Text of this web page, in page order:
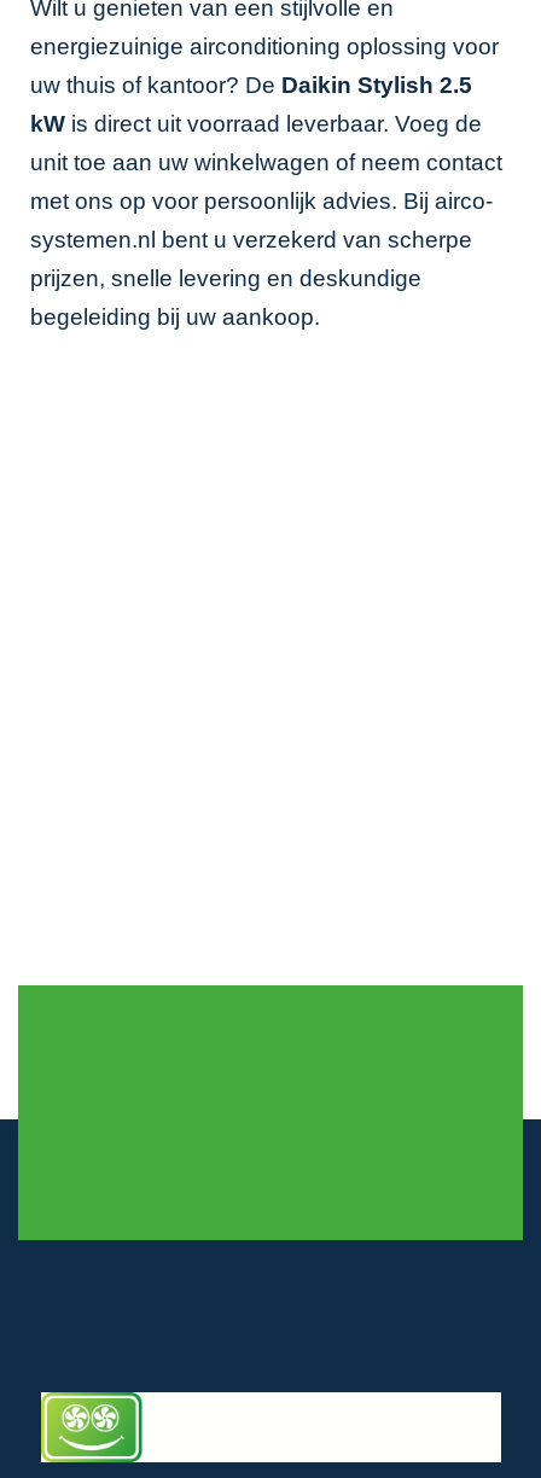
Wilt u genieten van een stijlvolle en
energiezuinige airconditioning oplossing voor
uw thuis of kantoor? De Daikin Stylish 2.5
kW is direct uit voorraad leverbaar. Voeg de
unit toe aan uw winkelwagen of neem contact
met ons op voor persoonlijk advies. Bij airco-
systemen.nl bent u verzekerd van scherpe
prijzen, snelle levering en deskundige
begeleiding bij uw aankoop.